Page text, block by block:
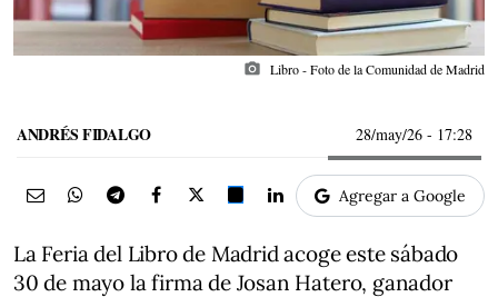
photo_camera Libro - Foto de la Comunidad de Madrid
ANDRÉS FIDALGO 28/may/26 - 17:28
Agregar a Google
La Feria del Libro de Madrid acoge este sábado
30 de mayo la firma de Josan Hatero, ganador